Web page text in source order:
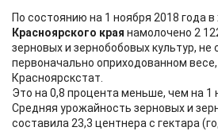
По состоянию на 1 ноября 2018 года в
Красноярского края намолочено 2
зерновых и зернобобовых культур, не
первоначально оприходованном
Красноярскстат.
Это на 0,8 процента меньше, чем на 1
Средняя урожайность зерновых и
составила 23,3 центнера с гектара